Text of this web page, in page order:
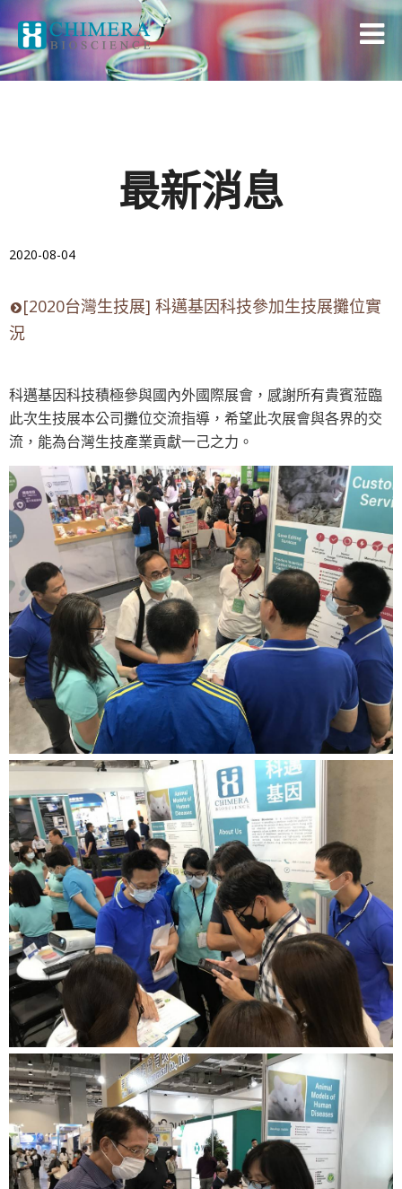
最新消息
2020-08-04
[2020台灣生技展] 科邁基因科技參加生技展攤位實
況
科邁基因科技積極參與國內外國際展會，感謝所有貴賓蒞臨
此次生技展本公司攤位交流指導，希望此次展會與各界的交
流，能為台灣生技產業貢獻一己之力。